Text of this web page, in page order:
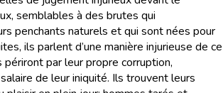
semblables à des brutes qui
penchants naturels et qui sont nées pour
ils parlent d’une manière injurieuse de ce
périront par leur propre corruption,
de leur iniquité. Ils trouvent leurs